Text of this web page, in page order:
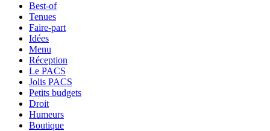
Best-of
Tenues
Faire-part
Idées
Menu
Réception
Le PACS
Jolis PACS
Petits budgets
Droit
Humeurs
Boutique